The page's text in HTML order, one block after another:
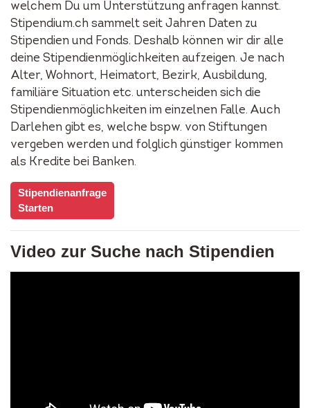
welchem Du um Unterstützung anfragen kannst.
Stipendium.ch sammelt seit Jahren Daten zu
Stipendien und Fonds. Deshalb können wir dir alle
deine Stipendienmöglichkeiten aufzeigen. Je nach
Alter, Wohnort, Heimatort, Bezirk, Ausbildung,
familiäre Situation etc. unterscheiden sich die
Stipendienmöglichkeiten im einzelnen Falle. Auch
Darlehen gibt es, welche bspw. von Stiftungen
vergeben werden und folglich günstiger kommen
als Kredite bei Banken.
Stipendienanfrage
Starten
Video zur Suche nach Stipendien